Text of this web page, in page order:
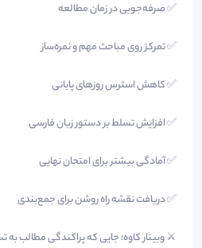
✅ صرفه‌جویی در زمان مطالعه
✅ تمرکز روی مباحث مهم و نمره‌ساز
✅ کاهش استرس روزهای پایانی
✅ افزایش تسلط بر دستور زبان فارسی
✅ آمادگی بیشتر برای امتحان نهایی
✅ دریافت نقشه راه روشن برای جمع‌بندی
⚔️ وبینار کاوه؛ جایی که پراکندگی مطالب